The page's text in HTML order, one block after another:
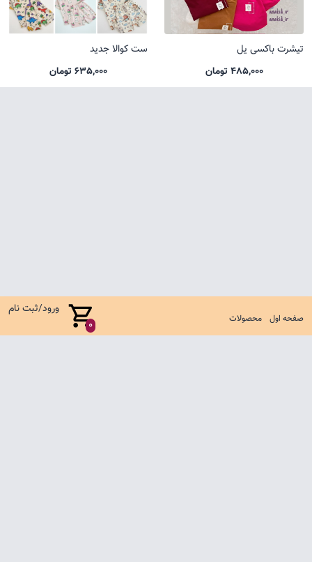
صفحه اول محصولات 0
ورود/ثبت نام
تیشرت باکسی یل
485,000 تومان
ست کوالا جدید
635,000 تومان